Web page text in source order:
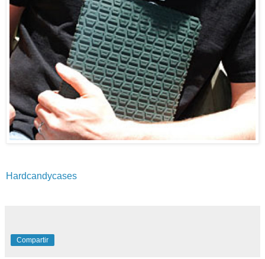
Hardcandycases
Compartir